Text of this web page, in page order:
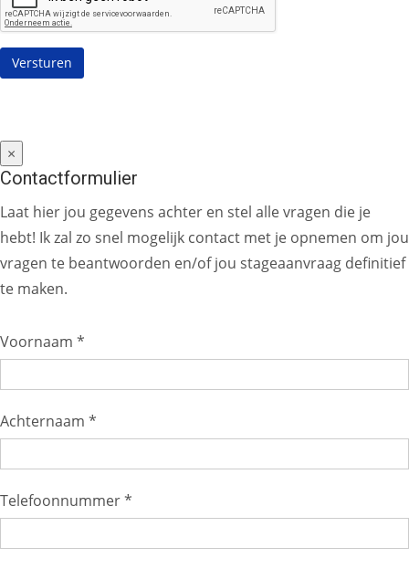
×
Contactformulier
Laat hier jou gegevens achter en stel alle vragen die je
hebt! Ik zal zo snel mogelijk contact met je opnemen om jou
vragen te beantwoorden en/of jou stageaanvraag definitief
te maken.
Voornaam *
Achternaam *
Telefoonnummer *